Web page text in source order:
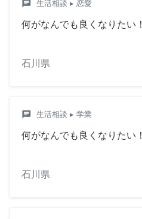
chat 生活相談 ▸ 恋愛
何がなんでも良くなりたい！
石川県
chat 生活相談 ▸ 学業
何がなんでも良くなりたい！
石川県